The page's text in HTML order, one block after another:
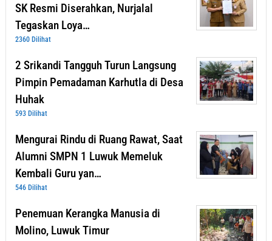
SK Resmi Diserahkan, Nurjalal
Tegaskan Loya…
2360 Dilihat
2 Srikandi Tangguh Turun Langsung
Pimpin Pemadaman Karhutla di Desa
Huhak
593 Dilihat
Mengurai Rindu di Ruang Rawat, Saat
Alumni SMPN 1 Luwuk Memeluk
Kembali Guru yan…
546 Dilihat
Penemuan Kerangka Manusia di
Molino, Luwuk Timur